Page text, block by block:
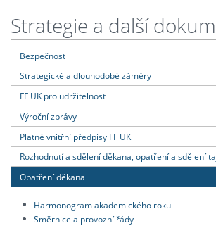
Strategie a další
Bezpečnost
Strategické a dlouhodobé záměry
FF UK pro udržitelnost
Výroční zprávy
Platné vnitřní předpisy FF UK
Rozhodnutí a sdělení děkana, opatření a sdělení
Opatření děkana
Harmonogram akademického roku
Směrnice a provozní řády